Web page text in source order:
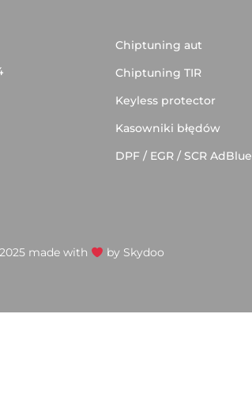
Chiptuning aut
Chiptuning TIR
Keyless protector
Kasowniki błędów
DPF / EGR / SCR AdBlue
made with by Skydoo